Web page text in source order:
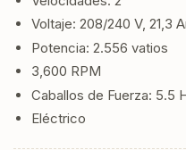
Voltaje: 208/240 V, 21,3
Potencia: 2.556 vatios
3,600 RPM
Caballos de Fuerza: 5.5
Eléctrico